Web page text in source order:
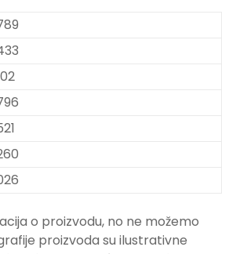
o proizvodu, no ne možemo
proizvoda su ilustrativne